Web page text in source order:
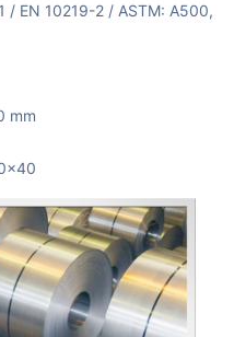
/ EN 10219-2 / ASTM: A500,
mm